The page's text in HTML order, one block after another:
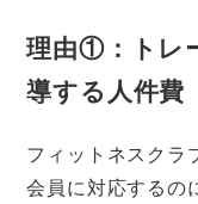
理由①：トレ
導する人件費
フィットネスクラ
会員に対応するの